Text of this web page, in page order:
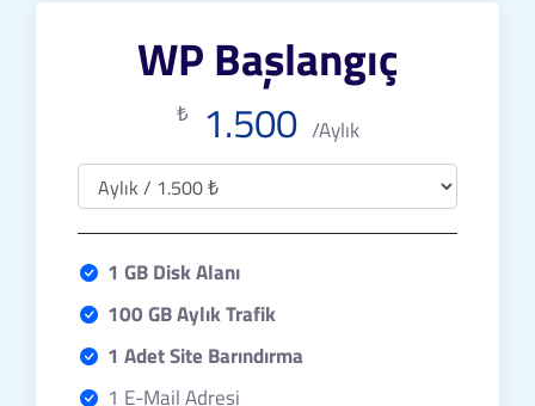
WP Başlangıç
₺ 1.500 /Aylık
1 GB Disk Alanı
100 GB Aylık Trafik
1 Adet Site Barındırma
1 E-Mail Adresi